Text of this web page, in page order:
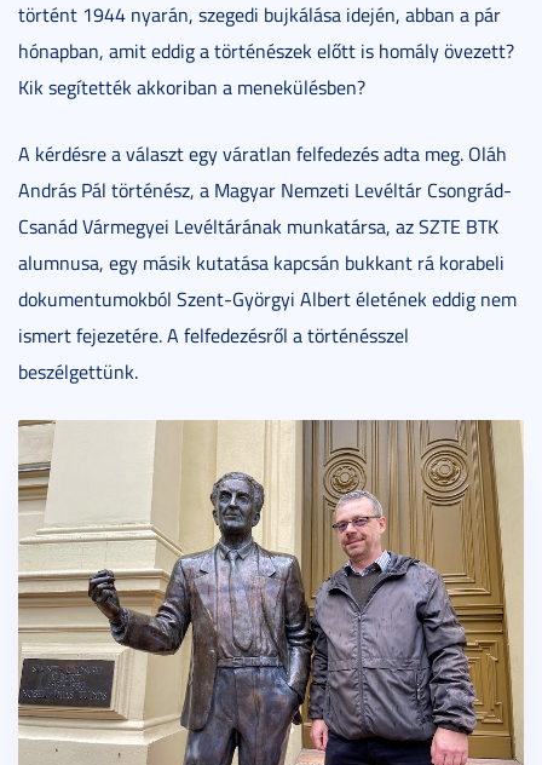
történt 1944 nyarán, szegedi bujkálása idején, abban a pár
hónapban, amit eddig a történészek előtt is homály övezett?
Kik segítették akkoriban a menekülésben?
A kérdésre a választ egy váratlan felfedezés adta meg. Oláh
András Pál történész, a Magyar Nemzeti Levéltár Csongrád-
Csanád Vármegyei Levéltárának munkatársa, az SZTE BTK
alumnusa, egy másik kutatása kapcsán bukkant rá korabeli
dokumentumokból Szent-Györgyi Albert életének eddig nem
ismert fejezetére. A felfedezésről a történésszel
beszélgettünk.